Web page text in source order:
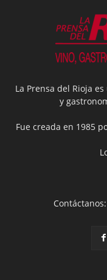
La Prensa del Rioja
y
Fue creada en 1985
Contáctanos: